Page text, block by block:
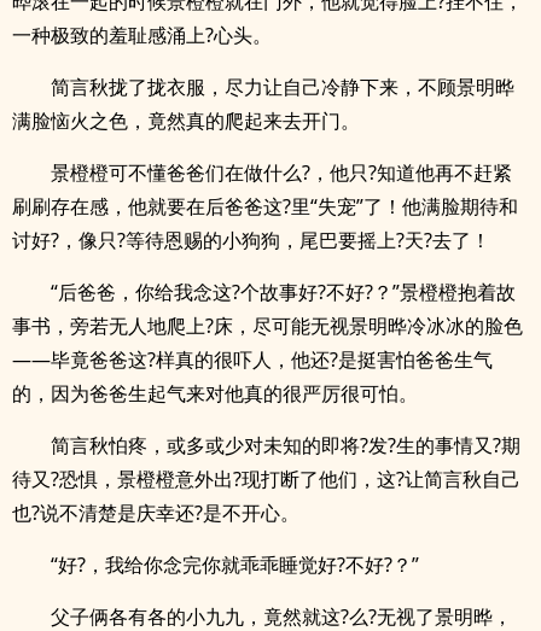
一种极致的羞耻感涌上?心头。
简言秋拢了拢衣服，尽力让自己冷静下来，不顾景明晔
满脸恼火之色，竟然真的爬起来去开门。
景橙橙可不懂爸爸们在做什么?，他只?知道他再不赶紧
刷刷存在感，他就要在后爸爸这?里“失宠”了！他满脸期待和
讨好?，像只?等待恩赐的小狗狗，尾巴要摇上?天?去了！
“后爸爸，你给我念这?个故事好?不好?？”景橙橙抱着故
事书，旁若无人地爬上?床，尽可能无视景明晔冷冰冰的脸色
——毕竟爸爸这?样真的很吓人，他还?是挺害怕爸爸生气
的，因为爸爸生起气来对他真的很严厉很可怕。
简言秋怕疼，或多或少对未知的即将?发?生的事情又?期
待又?恐惧，景橙橙意外出?现打断了他们，这?让简言秋自己
也?说不清楚是庆幸还?是不开心。
“好?，我给你念完你就乖乖睡觉好?不好?？”
父子俩各有各的小九九，竟然就这?么?无视了景明晔，